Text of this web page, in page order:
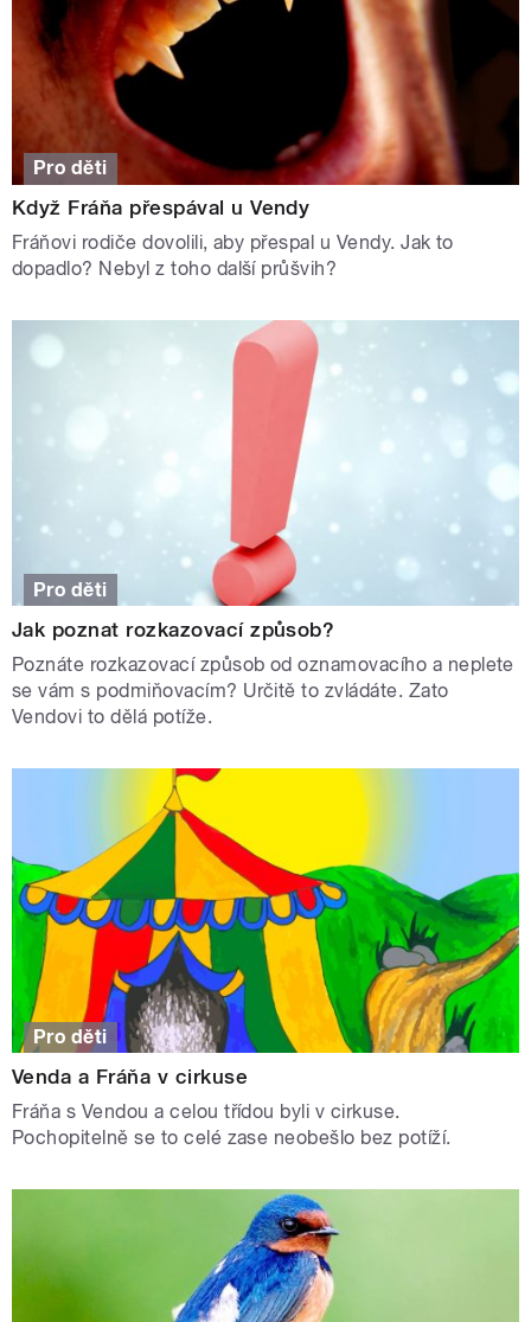
Pro děti
Když Fráňa přespával u Vendy
Fráňovi rodiče dovolili, aby přespal u Vendy. Jak to
dopadlo? Nebyl z toho další průšvih?
Pro děti
Jak poznat rozkazovací způsob?
Poznáte rozkazovací způsob od oznamovacího a neplete
se vám s podmiňovacím? Určitě to zvládáte. Zato
Vendovi to dělá potíže.
Pro děti
Venda a Fráňa v cirkuse
Fráňa s Vendou a celou třídou byli v cirkuse.
Pochopitelně se to celé zase neobešlo bez potíží.